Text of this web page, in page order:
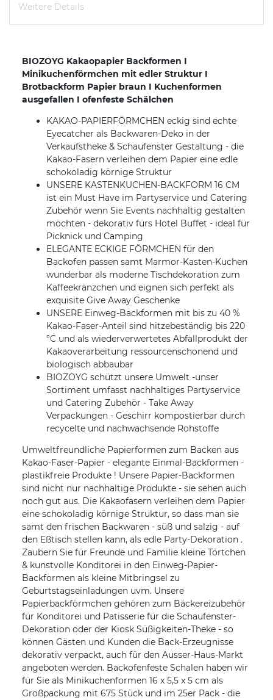
Weitere Details
BIOZOYG Kakaopapier Backformen I
Minikuchenförmchen mit edler Struktur I
Brotbackform Papier braun I Kuchenformen
ausgefallen I ofenfeste Schälchen
KAKAO-PAPIERFÖRMCHEN eckig sind echte
Eyecatcher als Backwaren-Deko in der
Verkaufstheke & Schaufenster Gestaltung - die
Kakao-Fasern verleihen dem Papier eine edle
schokoladig körnige Struktur
UNSERE KASTENKUCHEN-BACKFORM 16 CM
ist ein Must Have im Partyservice und Catering
Zubehör wenn Sie Events nachhaltig gestalten
möchten - dekorativ fürs Hotel Buffet - ideal für
Picknick und Camping
ELEGANTE ECKIGE FÖRMCHEN für den
Backofen passen samt Marmor-Kasten-Kuchen
wunderbar als moderne Tischdekoration zum
Kaffeekränzchen und eignen sich perfekt als
exquisite Give Away Geschenke
UNSERE Einweg-Backformen mit bis zu 40 %
Kakao-Faser-Anteil sind hitzebeständig bis 220
°C und als wiederverwertetes Abfallprodukt der
Kakaoverarbeitung ressourcenschonend und
biologisch abbaubar
BIOZOYG schützt unsere Umwelt -unser
Sortiment umfasst nachhaltiges Partyservice
und Catering Zubehör - Take Away
Verpackungen - Geschirr kompostierbar durch
recycelte und nachwachsende Rohstoffe
Umweltfreundliche Papierformen zum Backen aus
Kakao-Faser-Papier - elegante Einmal-Backformen -
plastikfreie Produkte ! Unsere Papier-Backformen
sind nicht nur nachhaltige Produkte - sie sehen auch
noch gut aus. Die Kakaofasern verleihen dem Papier
eine schokoladig körnige Struktur, so dass man sie
samt den frischen Backwaren - süß und salzig - auf
den Eßtisch stellen kann, als edle Party-Dekoration .
Zaubern Sie für Freunde und Familie kleine Törtchen
& kunstvolle Konditorei in den Einweg-Papier-
Backformen als kleine Mitbringsel zu
Geburtstagseinladungen uvm. Unsere
Papierbackförmchen gehören zum Bäckereizubehör
für Konditorei und Patisserie für die Schaufenster-
Dekoration oder der Kiosk Süßigkeiten-Theke - so
können Gästen und Kunden die Back-Erzeugnisse
dekorativ verpackt, auch für den Ausser-Haus-Markt
angeboten werden. Backofenfeste Schalen haben wir
für Sie als Minikuchenformen 16 x 5,5 x 5 cm als
Großpackung mit 675 Stück und im 25er Pack - die